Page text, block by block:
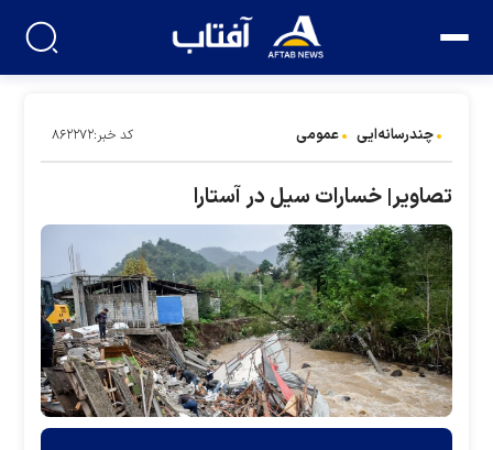
چندرسانه‌ایی عمومی کد خبر:۸۶۲۲۷۲
تصاویر| خسارات سیل در آستارا